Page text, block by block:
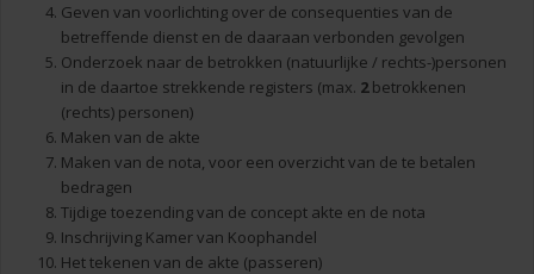
Geven van voorlichting over de consequenties van de
betreffende dienst en de daaraan verbonden gevolgen
Onderzoek naar de betrokken (natuurlijke / rechts-)personen
in de daartoe strekkende registers (max. 2betrokkenen
(rechts) personen)
Maken van de akte
Maken van de nota, voor een overzicht van de te betalen
bedragen
Tijdige toezending van de concept akte en de nota
Inschrijving Kamer van Koophandel
Het tekenen van de akte (passeren)